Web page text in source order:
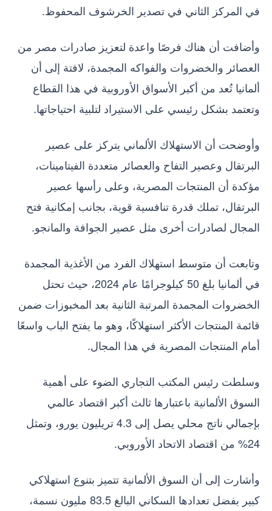
في المركز الثاني في تصدير الخرشوف المحفوظ.
وأضافت أن هناك فرصًا واعدة لتعزيز صادرات مصر من
العصائر والخضروات والفواكه المجمدة، لافتة إلى أن
ألمانيا تُعد من أكبر الأسواق الأوروبية في هذا القطاع
وتعتمد بشكل رئيسي على الاستيراد لتلبية احتياجاتها.
وأوضحت أن الاستهلاك الألماني يتركز على عصير
البرتقال وعصير التفاح والعصائر متعددة الفيتامينات،
مؤكدة أن المنتجات المصرية، وعلى رأسها عصير
البرتقال، تملك قدرة تنافسية قوية، بجانب إمكانية فتح
المجال لصادرات أخرى مثل عصير الجوافة والمانجو.
وتابعت أن متوسط استهلاك الفرد من الأغذية المجمدة
في ألمانيا بلغ 50 كيلوجرامًا عام 2024، حيث تحتل
الخضروات المجمدة المرتبة الثانية بعد المخبوزات ضمن
قائمة المنتجات الأكثر استهلاكًا، وهو ما يفتح الباب واسعًا
أمام المنتجات المصرية في هذا المجال.
وسلطت رئيس المكتب التجاري الضوء على أهمية
السوق الألمانية باعتبارها ثالث أكبر اقتصاد عالمي
بإجمالي ناتج محلي يصل إلى 4.3 تريليون يورو، وتمثل
24% من اقتصاد الاتحاد الأوروبي.
وأشارت إلى أن السوق الألمانية تتميز بتنوع استهلاكي
كبير بفضل تعدادها السكاني البالغ 83.5 مليون نسمة،